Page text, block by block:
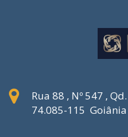
Rua 88 , Nº 547 ,
74.085-115 Goiânia